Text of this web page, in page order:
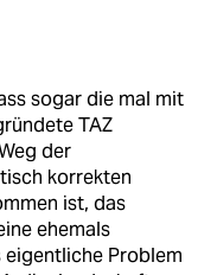
sogar die mal mit
TAZ
der
korrekten
ist, das
ehemals
Problem